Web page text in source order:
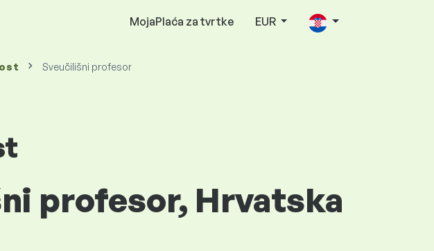
MojaPlaća za tvrtke EUR
Sveučilišni profesor
profesor, Hrvatska